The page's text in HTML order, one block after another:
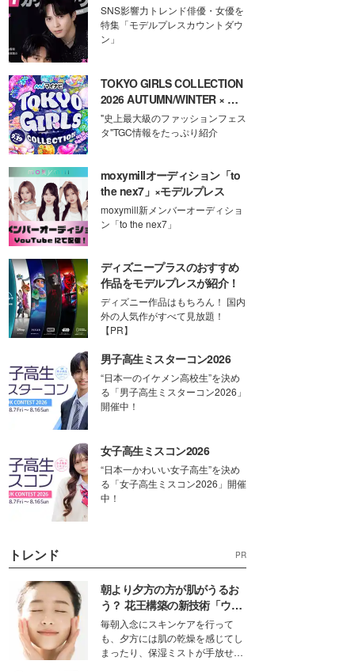
SNS影響力トレンド俳優・女優を
特集「モデルプレスカウントダウ
ン」
TOKYO GIRLS COLLECTION
2026 AUTUMN/WINTER × モ
デルプレス
"史上最大級のファッションフェス
タ"TGC情報をたっぷり紹介
moxymillオーディション「to
the nex7」×モデルプレス
moxymill新メンバーオーディショ
ン「to the nex7」
ディズニープラスのおすすめ
作品をモデルプレスが紹介！
ディズニー作品はもちろん！ 国内
外の人気作がすべて見放題！
【PR】
男子高生ミスターコン2026
“日本一のイケメン高校生”を決め
る「男子高生ミスターコン2026」
開催中！
女子高生ミスコン2026
“日本一かわいい女子高生”を決め
る「女子高生ミスコン2026」開催
中！
トレンド PR
朝より夕方の方が肌がうるお
う？ 花王構築の新技術「ウォ
ーターキャプチャリングスキ
ン（捕水肌）」がスキンケア
の常識を変える予感
毎朝入念にスキンケアを行って
も、夕方には肌の乾燥を感じてし
まったり、保湿ミストが手放せな